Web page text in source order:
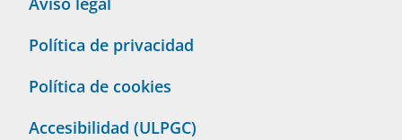
Política de privacidad
Política de cookies
Accesibilidad (ULPGC)